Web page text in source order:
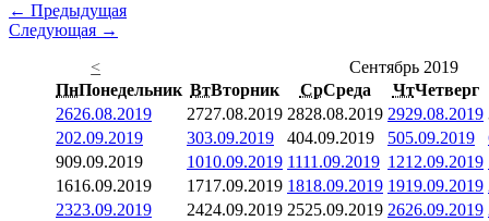
← Предыдущая
Следующая →
<
Сентябрь 2019
ПнПонедельник ВтВторник СрСреда ЧтЧетверг
2626.08.2019 2727.08.2019 2828.08.2019 2929.08.2019
202.09.2019 303.09.2019 404.09.2019 505.09.2019
909.09.2019 1010.09.2019 1111.09.2019 1212.09.2019
1616.09.2019 1717.09.2019 1818.09.2019 1919.09.2019
2323.09.2019 2424.09.2019 2525.09.2019 2626.09.2019